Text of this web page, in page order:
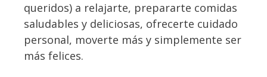
queridos) a relajarte, prepararte comidas
saludables y deliciosas, ofrecerte cuidado
personal, moverte más y simplemente ser
más felices.